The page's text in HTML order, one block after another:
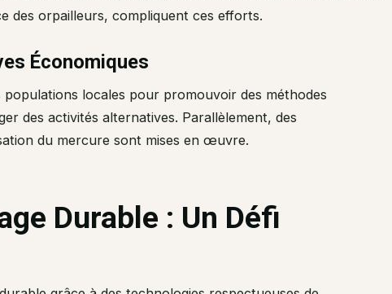
des orpailleurs, compliquent ces efforts.
Économiques
populations locales pour promouvoir des méthodes
des activités alternatives. Parallèlement, des
du mercure sont mises en œuvre.
Durable : Un Défi